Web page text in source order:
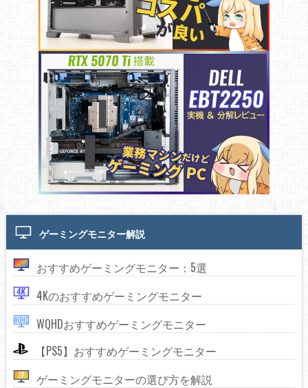
ゲーミングモニター解説
おすすめゲーミングモニター：5選
4Kのおすすめゲーミングモニター
WQHDおすすめゲーミングモニター
【PS5】おすすめゲーミングモニター
ゲーミングモニターの選び方を解説